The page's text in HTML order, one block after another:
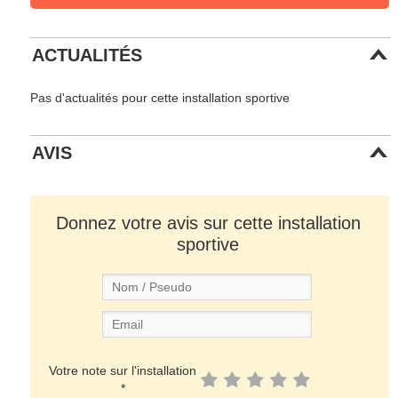
ACTUALITÉS
Pas d'actualités pour cette installation sportive
AVIS
Donnez votre avis sur cette installation
sportive
Votre note sur l'installation
*